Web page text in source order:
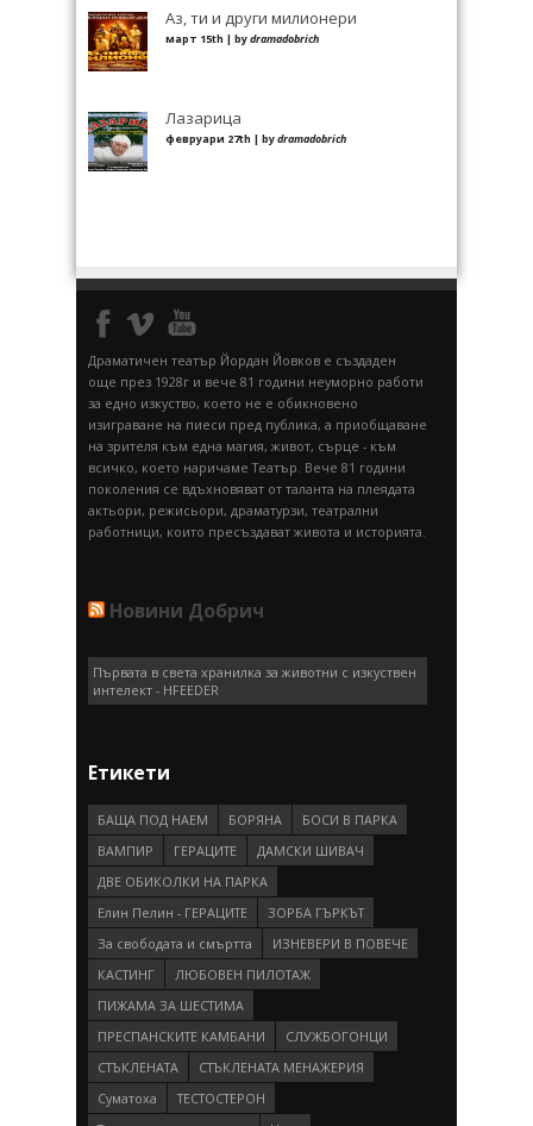
Аз, ти и други милионери
март 15th | bydramadobrich
Лазарица
февруари 27th | bydramadobrich
Драматичен театър Йордан Йовков е създаден
още през 1928г и вече 81 години неуморно работи
за едно изкуство, което не е обикновено
изиграване на пиеси пред публика, а приобщаване
на зрителя към една магия, живот, сърце - към
всичко, което наричаме Театър. Вече 81 години
поколения се вдъхновяват от таланта на плеядата
актьори, режисьори, драматурзи, театрални
работници, които пресъздават живота и историята.
Новини Добрич
Първата в света хранилка за животни с изкуствен
интелект - HFEEDER
Етикети
БАЩА ПОД НАЕМ БОРЯНА
БОСИ В ПАРКА
ВАМПИР
ГEРAЦИТE
ДАМСКИ ШИВАЧ
ДВЕ ОБИКОЛКИ НА ПАРКА
Елин Пелин - ГЕРАЦИТЕ
ЗОРБА ГЪРКЪТ
За свободата и смъртта
ИЗНЕВЕРИ В ПОВЕЧЕ
КАСТИНГ
ЛЮБОВЕН ПИЛОТАЖ
ПИЖАМА ЗА ШЕСТИМА
ПРEСПAНСКИТЕ КАМБАНИ
СЛУЖБОГОНЦИ
СТЪКЛЕНАТА
СТЪКЛЕНАТА МЕНАЖЕРИЯ
Суматоха
ТЕСТОСТЕРОН